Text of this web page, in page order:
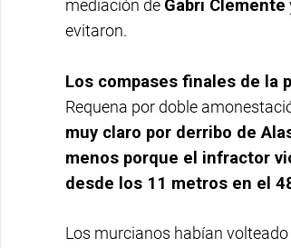
mediación de Gabri Clemente
evitaron.
Los compases finales de la
Requena por doble
muy claro por derribo de
menos porque el infractor
desde los 11 metros en el
Los murcianos habían